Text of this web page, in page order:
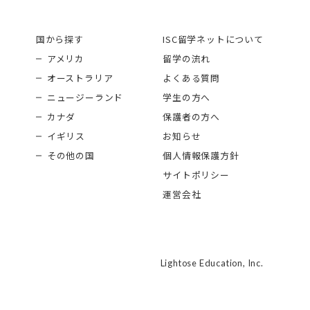
国から探す
アメリカ
オーストラリア
ニュージーランド
カナダ
イギリス
その他の国
ISC留学ネットについて
留学の流れ
よくある質問
学生の方へ
保護者の方へ
お知らせ
個人情報保護方針
サイトポリシー
運営会社
Lightose Education, Inc.